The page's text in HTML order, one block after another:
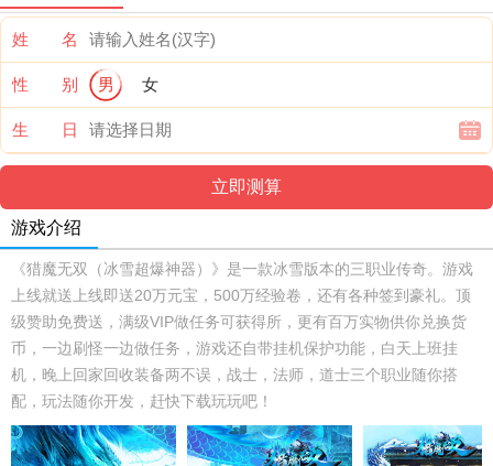
姓 名
性 别 男 女
生 日
游戏介绍
《猎魔无双（冰雪超爆神器）》是一款冰雪版本的三职业传奇。游戏
上线就送上线即送20万元宝，500万经验卷，还有各种签到豪礼。顶
级赞助免费送，满级VIP做任务可获得所，更有百万实物供你兑换货
币，一边刷怪一边做任务，游戏还自带挂机保护功能，白天上班挂
机，晚上回家回收装备两不误，战士，法师，道士三个职业随你搭
配，玩法随你开发，赶快下载玩玩吧！